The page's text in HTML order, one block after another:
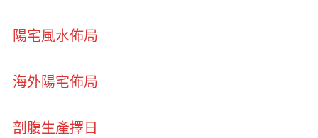
陽宅風水佈局
海外陽宅佈局
剖腹生產擇日